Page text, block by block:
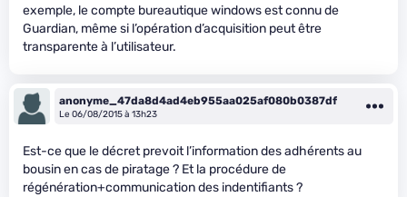
exemple, le compte bureautique windows est connu de
Guardian, même si l’opération d’acquisition peut être
transparente à l’utilisateur.
anonyme_47da8d4ad4eb955aa025af080b0387df
Le 06/08/2015 à 13h23
Est-ce que le décret prevoit l’information des adhérents au
bousin en cas de piratage ? Et la procédure de
régénération+communication des indentifiants ?